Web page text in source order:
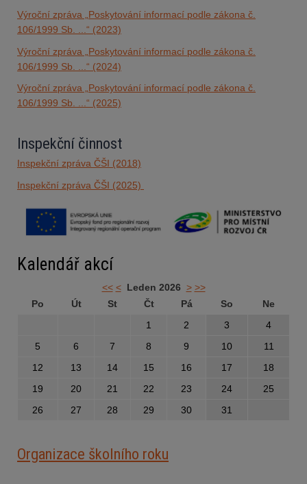
Výroční zpráva „Poskytování informací podle zákona č.
106/1999 Sb. ...“ (2023)
Výroční zpráva „Poskytování informací podle zákona č.
106/1999 Sb. ...“ (2024)
Výroční zpráva „Poskytování informací podle zákona č.
106/1999 Sb. ...“ (2025)
Inspekční činnost
Inspekční zpráva ČŠI (2018)
Inspekční zpráva ČŠI (2025)
Kalendář akcí
<< < Leden 2026 > >>
Po
Út St Čt Pá So
Ne
1
2 3
4
5
6 7 8 9 10
11
12
13 14 15 16 17
18
19
20 21 22 23 24
25
26
27 28 29 30 31
Organizace školního roku